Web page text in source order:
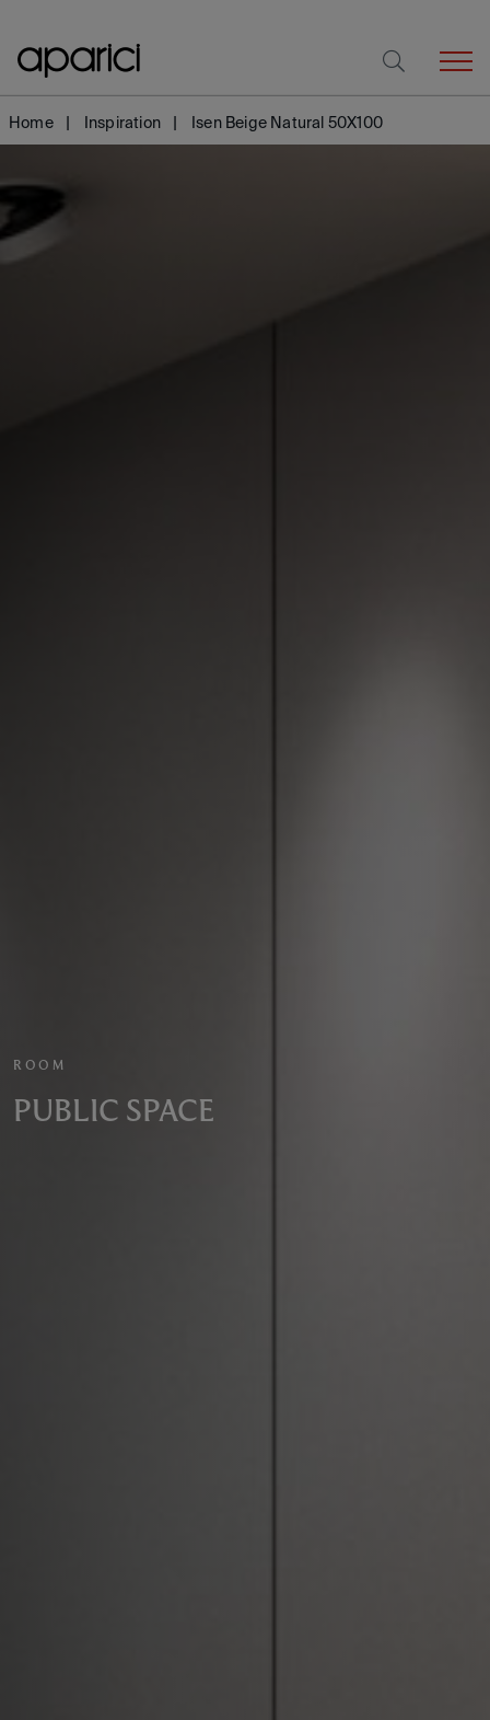
Home Inspiration Isen Beige Natural 50X100
ROOM
PUBLIC SPACE